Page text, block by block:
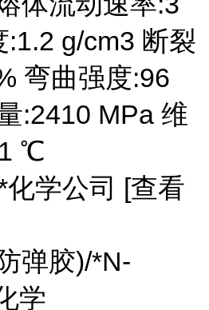
g/cm3 断裂
弯曲强度:96
:2410 MPa 维
℃
学公司 [查看
弹胶)/*N-
学